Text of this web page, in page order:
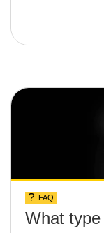
FAQ
What